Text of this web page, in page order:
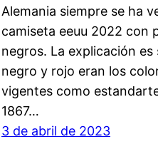
Alemania siempre se ha
camiseta eeuu 2022 con
negros. La explicación es
negro y rojo eran los
vigentes como
1867…
3 de abril de 2023